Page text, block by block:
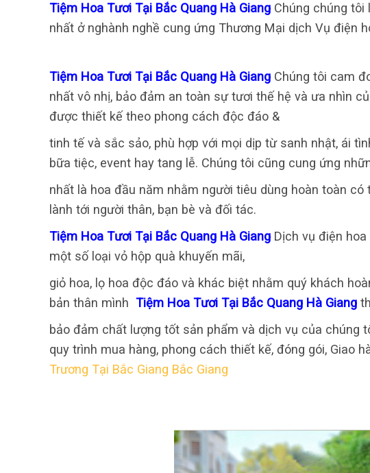
Tiệm Hoa Tươi Tại Bắc Quang Hà Giang Chúng chúng
nhất ở nghành nghề cung ứng Thương Mại dịch Vụ điện
Tiệm Hoa Tươi Tại Bắc Quang Hà Giang Chúng tôi cam
nhất vô nhị, bảo đảm an toàn sự tươi thế hệ và ưa nhìn
được thiết kế theo phong cách độc đáo &
tinh tế và sắc sảo, phù hợp với mọi dịp từ sanh nhật, ái
bữa tiệc, event hay tang lễ. Chúng tôi cũng cung ứng
nhất là hoa đầu năm nhằm người tiêu dùng hoàn toàn
lành tới người thân, bạn bè và đối tác.
Tiệm Hoa Tươi Tại Bắc Quang Hà Giang Dịch vụ điện
một số loại vỏ hộp quà khuyến mãi,
giỏ hoa, lọ hoa độc đáo và khác biệt nhằm quý khách
bản thân mình Tiệm Hoa Tươi Tại Bắc Quang Hà Giang
bảo đảm chất lượng tốt sản phẩm và dịch vụ của chúng
quy trình mua hàng, phong cách thiết kế, đóng gói, Giao
Trương Tại Bắc Giang Bắc Giang